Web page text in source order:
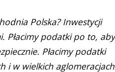
Polska? Inwestycji
Płacimy podatki po to, aby
Płacimy podatki
i w wielkich